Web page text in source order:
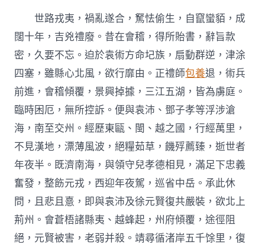
世路戎夷，禍亂遂合，駑怯偷生，自竄蠻貊，成
闊十年，吉兇禮廢。昔在會稽，得所貽書，辭旨款
密，久要不忘。迫於袁術方命圮族，扇動群逆，津涂
四塞，雖縣心北風，欲行靡由。正禮師包養退，術兵
前進，會稽傾覆，景興掉據，三江五湖，皆為虜庭。
臨時困厄，無所控訴。便與袁沛、鄧子孝等浮涉滄
海，南至交州。經歷東甌、閩、越之國，行經萬里，
不見漢地，漂薄風波，絕糧茹草，饑殍薦臻，逝世者
年夜半。既濟南海，與領守兒孝德相見，滿足下忠義
奮發，整飭元戎，西迎年夜駕，巡省中岳。承此休
問，且悲且憙，即與袁沛及徐元賢復共嚴裝，欲北上
荊州。會蒼梧諸縣夷、越蜂起，州府傾覆，途徑阻
絕，元賢被害，老弱并殺。靖尋循渚岸五千馀里，復